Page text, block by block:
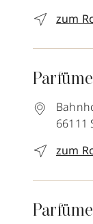
zum
66111
zum